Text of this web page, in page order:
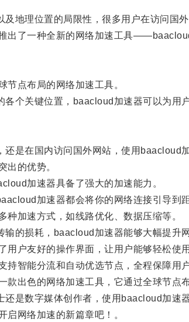
理位置的局限性，很多用户在访问国外
了一种全新的网络加速工具——baacloud
点布局的网络加速工具。
关键位置，baacloud加速器可以为用户
在国内访问国外网站，使用baacloud加
的优势。
加速器具备了强大的加速能力。
加速器都会将你的网络连接引导到距
加速方式，如线路优化、数据压缩等。
的损耗，baacloud加速器能够大幅提升网
户友好的操作界面，让用户能够轻松使用
智能分流和自动优选节点，全程保障用户
色的网络加速工具，它通过全球节点
数字媒体创作者，使用baacloud加速器
网络加速的新篇章吧！。